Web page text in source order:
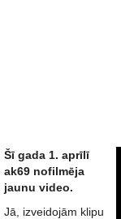
Šī gada 1. aprīlī
ak69 nofilmēja
jaunu video.
Jā, izveidojām klipu